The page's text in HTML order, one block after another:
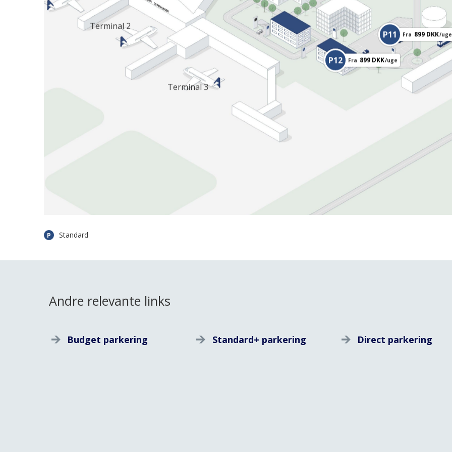
P12 Fra 899 DKK/uge
P11 Fra 899 DKK/uge
Terminal 2
Terminal 3
P Standard
Andre relevante links
Budget parkering Standard+ parkering Direct parkering